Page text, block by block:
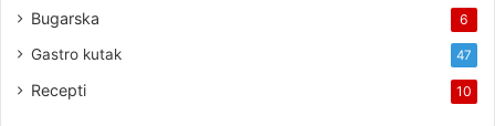
Bugarska 6
Gastro kutak 47
Recepti 10